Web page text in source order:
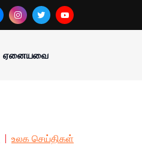
ஏனையவை
உலக செய்திகள்